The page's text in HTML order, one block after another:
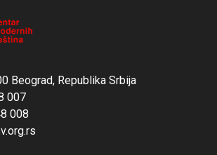
Beograd, Republika Srbija
007
008